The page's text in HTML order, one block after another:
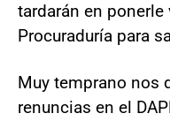
tardarán en
Procuraduría para
Muy temprano nos
renuncias en el